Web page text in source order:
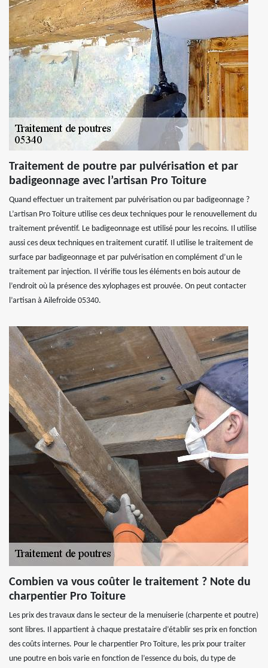
Traitement de poutre par pulvérisation et par
badigeonnage avec l’artisan Pro Toiture
Quand effectuer un traitement par pulvérisation ou par badigeonnage ?
L’artisan Pro Toiture utilise ces deux techniques pour le renouvellement du
traitement préventif. Le badigeonnage est utilisé pour les recoins. Il utilise
aussi ces deux techniques en traitement curatif. Il utilise le traitement de
surface par badigeonnage et par pulvérisation en complément d’un le
traitement par injection. Il vérifie tous les éléments en bois autour de
l’endroit où la présence des xylophages est prouvée. On peut contacter
l’artisan à Ailefroide 05340.
Combien va vous coûter le traitement ? Note du
charpentier Pro Toiture
Les prix des travaux dans le secteur de la menuiserie (charpente et poutre)
sont libres. Il appartient à chaque prestataire d’établir ses prix en fonction
des coûts internes. Pour le charpentier Pro Toiture, les prix pour traiter
une poutre en bois varie en fonction de l’essence du bois, du type de